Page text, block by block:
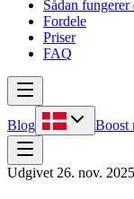
Sådan fungerer
Fordele
Priser
FAQ
Blog Boost
Udgivet 26. nov. 2025